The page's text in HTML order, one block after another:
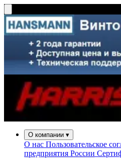
О компании ▾
О нас Пользовательское
предприятия России